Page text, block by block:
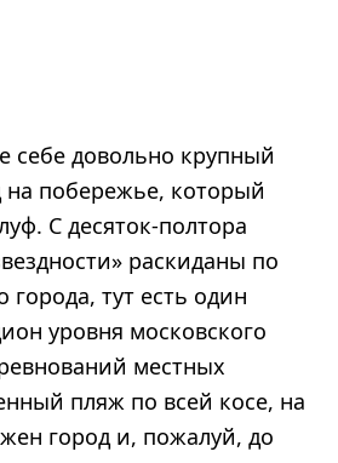
себе довольно крупный
на побережье, который
С десяток-полтора
раскиданы по
города, тут есть один
уровня московского
местных
пляж по всей косе, на
город и, пожалуй, до